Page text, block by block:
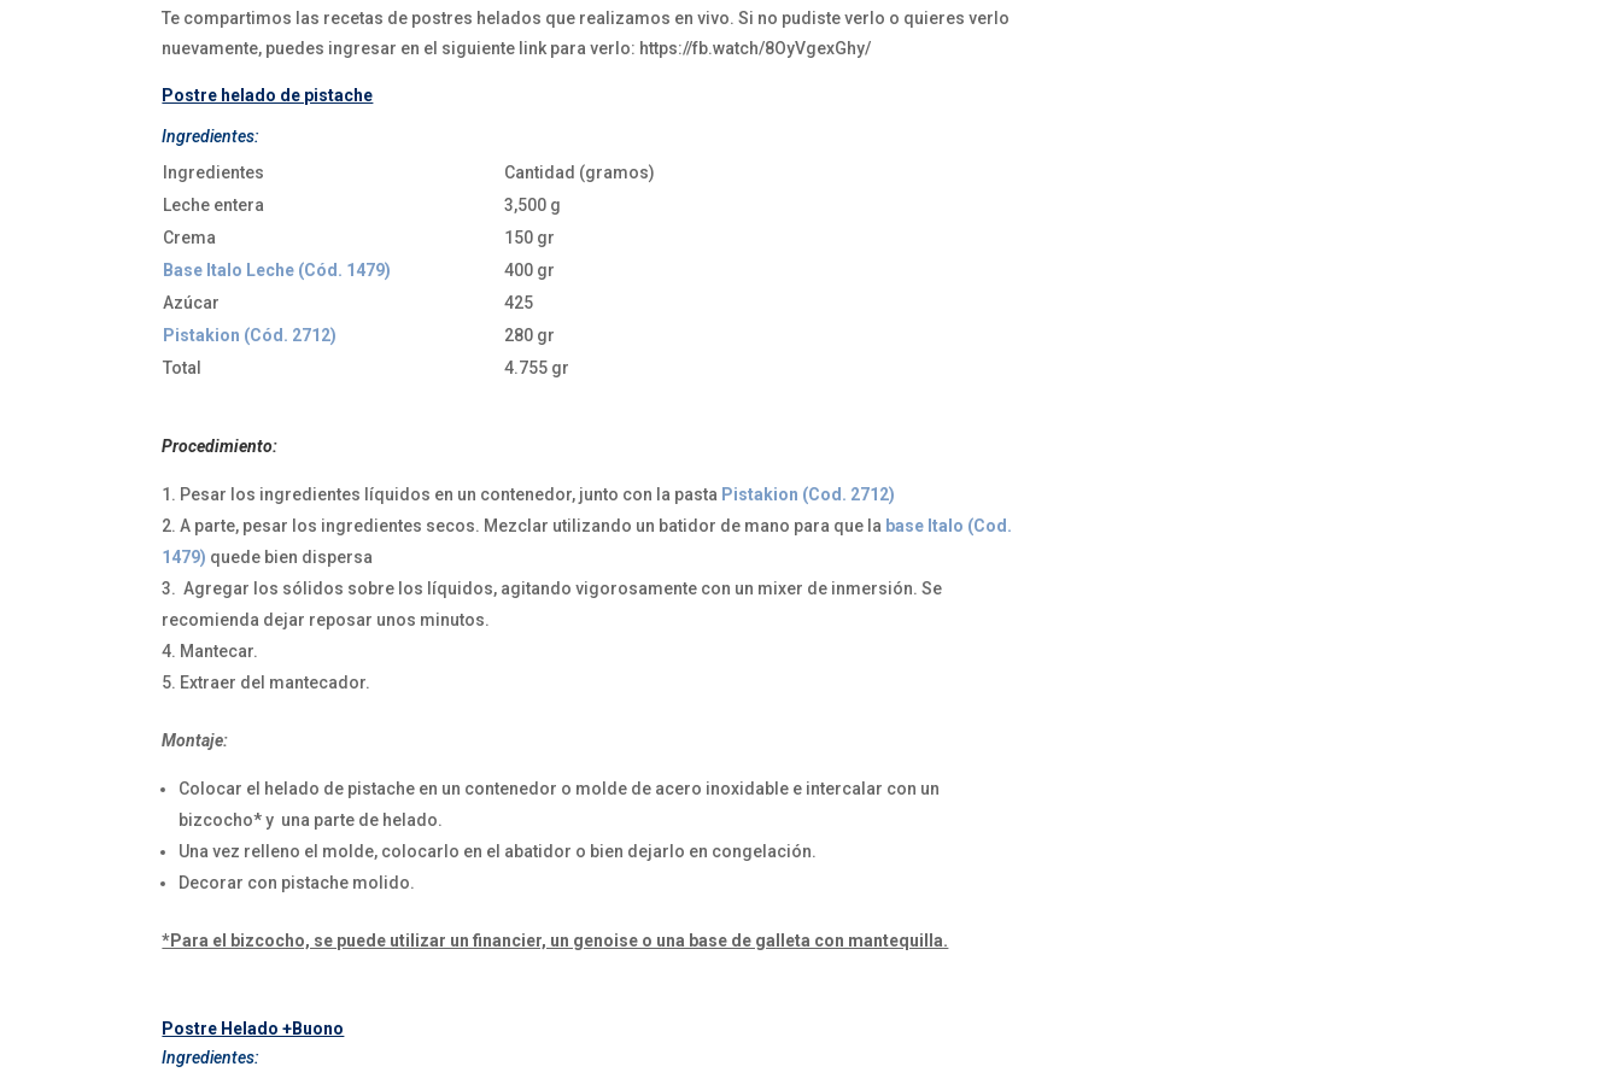
Te compartimos las recetas de postres helados que realizamos en vivo. Si no pudiste verlo o quieres verlo
nuevamente, puedes ingresar en el siguiente link para verlo: https://fb.watch/8OyVgexGhy/
Postre helado de pistache
Ingredientes:
Ingredientes
Cantidad (gramos)
Leche entera
3,500 g
Crema
150 gr
Base Italo Leche (Cód. 1479)
400 gr
Azúcar
425
Pistakion (Cód. 2712)
280 gr
Total
4.755 gr
Procedimiento:
Pesar los ingredientes líquidos en un contenedor, junto con la pasta Pistakion (Cod. 2712)
A parte, pesar los ingredientes secos. Mezclar utilizando un batidor de mano para que la base Italo (Cod.
1479) quede bien dispersa
Agregar los sólidos sobre los líquidos, agitando vigorosamente con un mixer de inmersión. Se
recomienda dejar reposar unos minutos.
Mantecar.
Extraer del mantecador.
Montaje:
Colocar el helado de pistache en un contenedor o molde de acero inoxidable e intercalar con un
bizcocho* y una parte de helado.
Una vez relleno el molde, colocarlo en el abatidor o bien dejarlo en congelación.
Decorar con pistache molido.
*Para el bizcocho, se puede utilizar un financier, un genoise o una base de galleta con mantequilla.
Postre Helado +Buono
Ingredientes: